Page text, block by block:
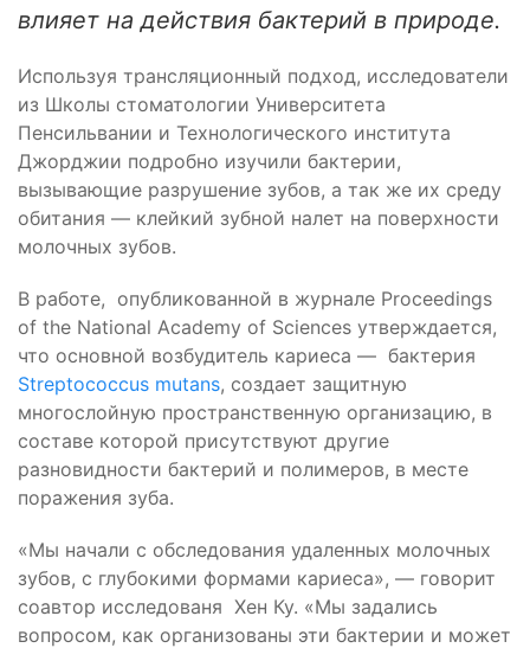
влияет на действия бактерий в природе.
Используя трансляционный подход, исследователи
из Школы стоматологии Университета
Пенсильвании и Технологического института
Джорджии подробно изучили бактерии,
вызывающие разрушение зубов, а так же их среду
обитания — клейкий зубной налет на поверхности
молочных зубов.
В работе, опубликованной в журнале Proceedings
of the National Academy of Sciences утверждается,
что основной возбудитель кариеса — бактерия
Streptococcus mutans, создает защитную
многослойную пространственную организацию, в
составе которой присутствуют другие
разновидности бактерий и полимеров, в месте
поражения зуба.
«Мы начали с обследования удаленных молочных
зубов, с глубокими формами кариеса», — говорит
соавтор исследованя Хен Ку. «Мы задались
вопросом, как организованы эти бактерии и может